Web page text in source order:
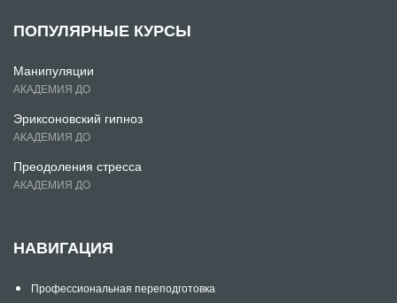
ПОПУЛЯРНЫЕ КУРСЫ
Манипуляции
АКАДЕМИЯ ДО
Эриксоновский гипноз
АКАДЕМИЯ ДО
Преодоления стресса
АКАДЕМИЯ ДО
НАВИГАЦИЯ
Профессиональная переподготовка